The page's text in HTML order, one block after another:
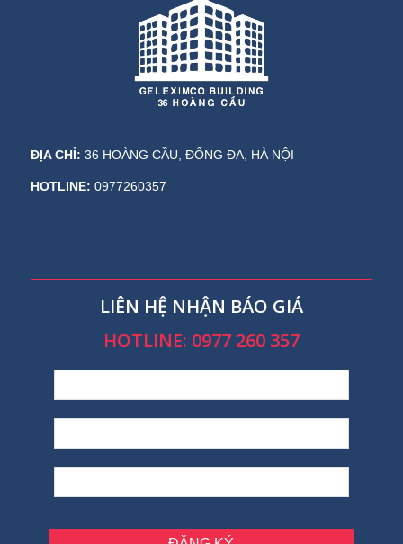
ĐỊA CHỈ: 36 HOÀNG CẦU, ĐỐNG ĐA, HÀ NỘI
HOTLINE: 0977260357
LIÊN HỆ NHẬN BÁO GIÁ
HOTLINE: 0977 260 357